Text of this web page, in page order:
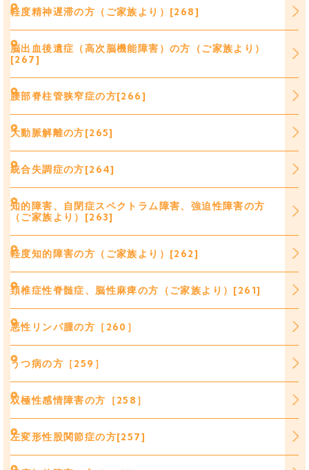
軽度精神遅滞の方（ご家族より）[268]
脳出血後遺症（高次脳機能障害）の方（ご家族より）
[267]
腰部脊柱管狭窄症の方[266]
大動脈解離の方[265]
統合失調症の方[264]
知的障害、自閉症スペクトラム障害、強迫性障害の方
（ご家族より）[263]
軽度知的障害の方（ご家族より）[262]
頚椎症性脊髄症、脳性麻痺の方（ご家族より）[261]
悪性リンパ腫の方［260］
うつ病の方［259］
双極性感情障害の方［258］
左変形性股関節症の方[257]